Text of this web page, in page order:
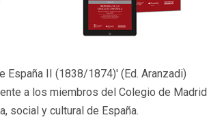
España II (1838/1874)' (Ed. Aranzadi)
a los miembros del Colegio de Madrid
social y cultural de España.